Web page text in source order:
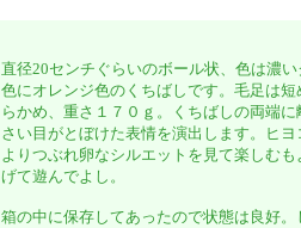
直径20センチぐらいのボール状、色は濃
色にオレンジ色のくちばしです。毛足は短
らかめ、重さ１７０ｇ。くちばしの両端に
さい目がとぼけた表情を演出します。ヒヨ
よりつぶれ卵なシルエットを見て楽しむも
げて遊んでよし。
箱の中に保存してあったので状態は良好。